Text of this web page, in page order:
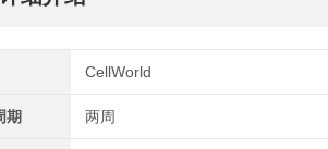
CellWorld
期 两周